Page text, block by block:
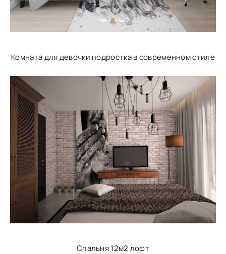
Комната для девочки подростка в современном стиле
Спальня 12м2 лофт